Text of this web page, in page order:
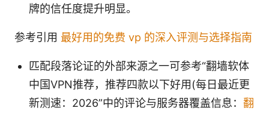
牌的信任度提升明显。
参考引用 最好用的免费 vp 的深入评测与选择指南
匹配段落论证的外部来源之一可参考“翻墙软体
中国VPN推荐，推荐四款以下好用(每日最近更
新测速：2026”中的评论与服务器覆盖信息： 翻